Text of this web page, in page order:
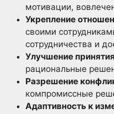
мотивации,
Укрепление
своими
сотрудничества и
Улучшение
рациональные
Разрешение
компромиссные
Адаптивность к